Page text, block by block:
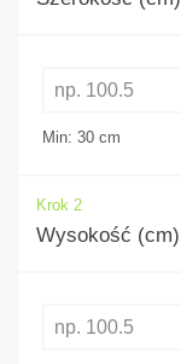
Min: 30 cm
Krok 2
Wysokość (cm)